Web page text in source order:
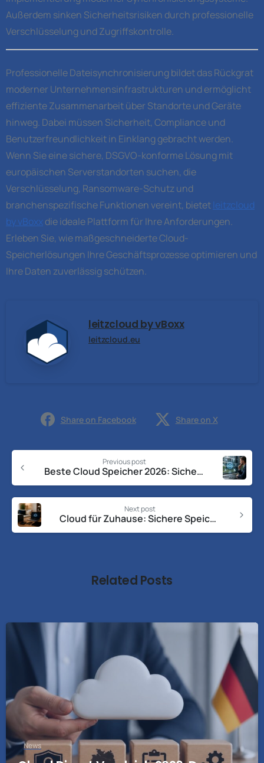
Außerdem sinken Sicherheitsrisiken durch professionelle
Verschlüsselung und Zugriffskontrolle.
Professionelle Dateisynchronisierung bildet das Rückgrat
moderner Unternehmensinfrastrukturen und ermöglicht
effiziente Zusammenarbeit über Standorte und Geräte
hinweg. Dabei müssen Sicherheit, Compliance und
Benutzerfreundlichkeit in Einklang gebracht werden.
Wenn Sie eine sichere, DSGVO-konforme Lösung mit
europäischen Serverstandorten suchen, die
Verschlüsselung, Ransomware-Schutz und
branchenspezifische Funktionen vereint, bietetleitzcloud
by vBoxxdie ideale Plattform für Ihre Anforderungen.
Erleben Sie, wie maßgeschneiderte Cloud-
Speicherlösungen Ihre Geschäftsprozesse optimieren und
Ihre Daten zuverlässig schützen.
leitzcloud by vBoxx
leitzcloud.eu
Share on Facebook Share on X
Previous post
Beste Cloud Speicher 2026: Sichere Lösungen im Vergleich
Next post
Cloud für Zuhause: Sichere Speicherlösungen 2026
Related Posts
News